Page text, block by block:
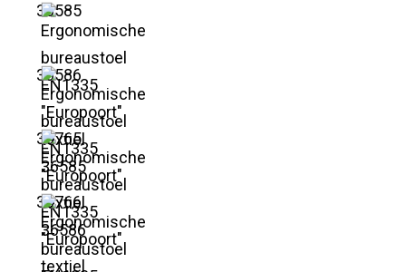
36585
36586
36765
36766